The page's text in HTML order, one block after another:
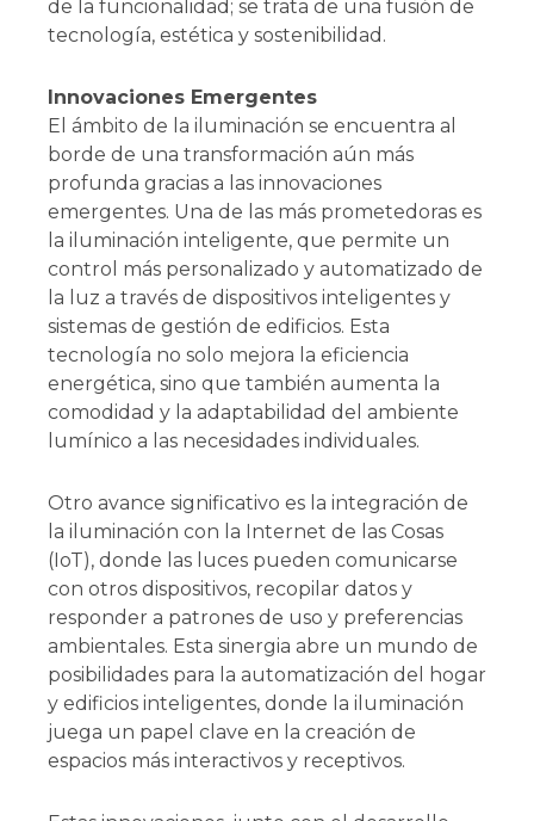
de la funcionalidad; se trata de una fusión de
tecnología, estética y sostenibilidad.
Innovaciones Emergentes
El ámbito de la iluminación se encuentra al
borde de una transformación aún más
profunda gracias a las innovaciones
emergentes. Una de las más prometedoras es
la iluminación inteligente, que permite un
control más personalizado y automatizado de
la luz a través de dispositivos inteligentes y
sistemas de gestión de edificios. Esta
tecnología no solo mejora la eficiencia
energética, sino que también aumenta la
comodidad y la adaptabilidad del ambiente
lumínico a las necesidades individuales.
Otro avance significativo es la integración de
la iluminación con la Internet de las Cosas
(IoT), donde las luces pueden comunicarse
con otros dispositivos, recopilar datos y
responder a patrones de uso y preferencias
ambientales. Esta sinergia abre un mundo de
posibilidades para la automatización del hogar
y edificios inteligentes, donde la iluminación
juega un papel clave en la creación de
espacios más interactivos y receptivos.